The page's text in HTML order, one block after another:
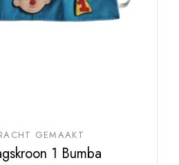
GEMAAKT
1 Bumba